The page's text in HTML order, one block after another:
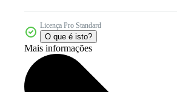
Licença Pro Standard
O que é isto?
Mais informações